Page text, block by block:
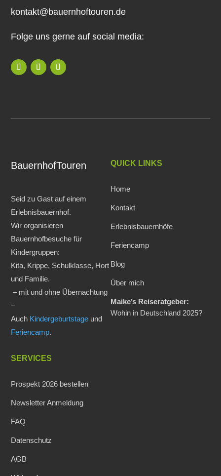
kontakt@bauernhoftouren.de
Folge uns gerne auf social media:
BauernhofTouren
Seid zu Gast auf einem
Erlebnisbauernhof.
Wir organisieren
Bauernhofbesuche für
Kindergruppen:
Kita, Krippe, Schulklasse, Hort
und Familie.
– mit und ohne Übernachtung
–
Auch Kindergeburtstage und
Feriencamp.
QUICK LINKS
Home
Kontakt
Erlebnisbauernhöfe
Feriencamp
Blog
Über mich
Maike’s Reiseratgeber:
Wohin in Deutschland 2025?
SERVICES
Prospekt 2026 bestellen
Newsletter Anmeldung
FAQ
Datenschutz
AGB